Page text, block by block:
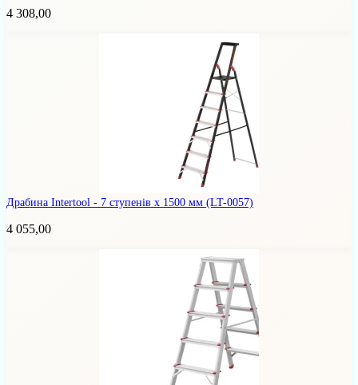
4 308,00
Драбина Intertool - 7 ступенів x 1500 мм (LT-0057)
4 055,00